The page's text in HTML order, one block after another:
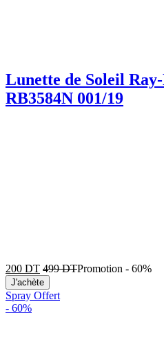
Lunette de Soleil
RB3584N 001/19
200 DT 499DTPromotion - 60%
J'achète
Spray Offert
- 60%